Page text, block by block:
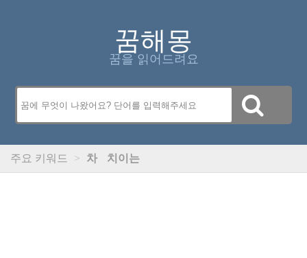
꿈해몽
꿈을 읽어드려요
주요 키워드 > 차 치이는